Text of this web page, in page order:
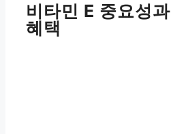
비타민 E 중요성과
혜택